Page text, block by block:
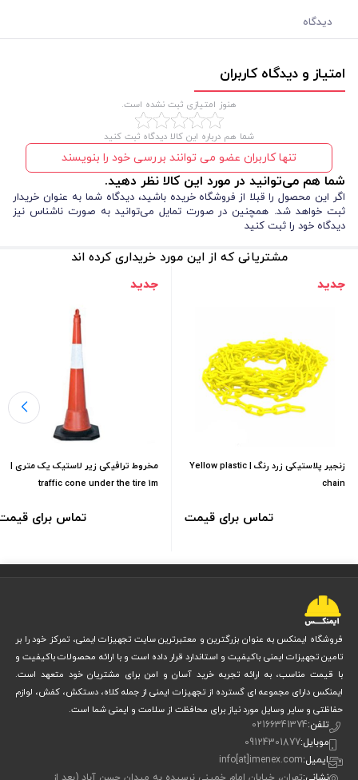
دیدگاه
امتیاز و دیدگاه کاربران
هنوز امتیازی ثبت نشده است.
شما هم درباره این کالا دیدگاه ثبت کنید
تنها کاربران عضو می توانند بررسی خود را بنویسند
شما هم می‌توانید در مورد این کالا نظر دهید.
اگر این محصول را قبلا از فروشگاه خریده باشید، دیدگاه شما به عنوان خریدار
ثبت خواهد شد. همچنین در صورت تمایل می‌توانید به صورت ناشناس نیز
دیدگاه خود را ثبت کنید
مشتریانی که از این مورد خریداری کرده اند
جدید
زنجیر پلاستیکی زرد رنگ | Yellow plastic
chain
تماس برای قیمت
جدید
مخروط ترافیکی زیر لاستیک یک متری |
traffic cone under the tire 1m
تماس برای
فروشگاه ایمنکس به عنوان بزرگترین و معتبرترین سایت تجهیزات ایمنی، تمرکز خود را بر
تامین تجهیزات ایمنی باکیفیت و استاندارد قرار داده است و با ارائه محصولات باکیفیت و
با قیمت مناسب، به ارائه تجربه خرید آسان و امن برای مشتریان خود متعهد است.
ایمنکس دارای مجموعه ای گسترده از تجهیزات ایمنی از جمله کلاه، دستکش، کفش، لوازم
حفاظتی و سایر وسایل مورد نیاز برای محافظت از سلامت و ایمنی شما است.
تلفن:02166341374
موبایل:09124301877
ایمیل:info[at]imenex.com